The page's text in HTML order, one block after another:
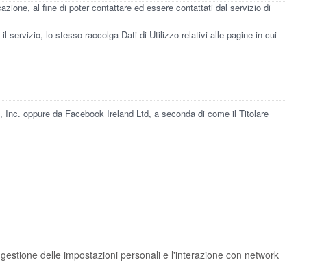
al fine di poter contattare ed essere contattati dal servizio di
servizio, lo stesso raccolga Dati di Utilizzo relativi alle pagine in cui
oppure da Facebook Ireland Ltd, a seconda di come il Titolare
delle impostazioni personali e l'interazione con network